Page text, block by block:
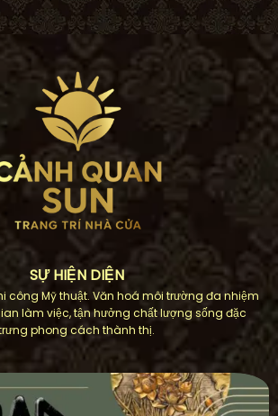
SỰ HIỆN DIỆN
công Mỹ thuật. Văn hoá môi trường đa nhiệm
làm việc, tận hưởng chất lượng sống đặc
phong cách thành thị.